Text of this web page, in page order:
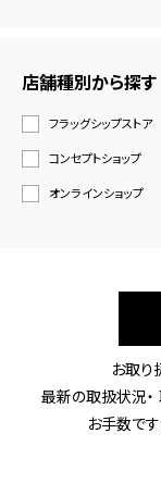
店舗種別から探す
フラッグシップストア
コンセプトショップ
オンラインショップ
お取り
最新の取扱状況・
お手数で